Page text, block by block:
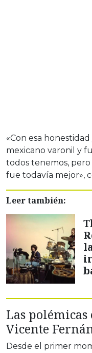
«Con esa
mexicano varonil y
todos tenemos,
fue todavía mejor»,
Leer también:
Las
Vicente
Desde el primer